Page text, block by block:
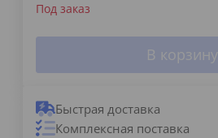
Под заказ
В корзину
Быстрая доставка
Комплексная поставка